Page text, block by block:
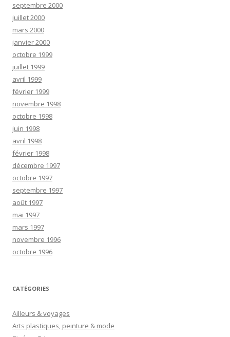
septembre 2000
juillet 2000
mars 2000
janvier 2000
octobre 1999
juillet 1999
avril 1999
février 1999
novembre 1998
octobre 1998
juin 1998
avril 1998
février 1998
décembre 1997
octobre 1997
septembre 1997
août 1997
mai 1997
mars 1997
novembre 1996
octobre 1996
CATÉGORIES
Ailleurs & voyages
Arts plastiques, peinture & mode